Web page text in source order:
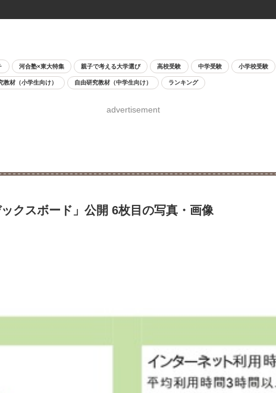
河合塾×東大特集 親子で考える大学選び 高校受験 中学受験 小学校受験
教材（小学生向け） 自由研究教材（中学生向け） ランキング
advertisement
クスボード」公開 6枚目の写真・画像